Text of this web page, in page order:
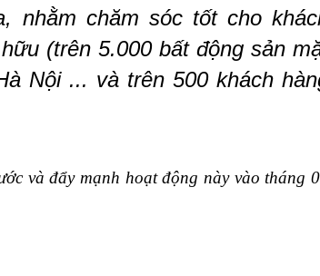
nhằm chăm sóc tốt cho
(trên 5.000 bất động sản
Nội ... và trên 500 khách
và đẩy mạnh hoạt động này vào tháng